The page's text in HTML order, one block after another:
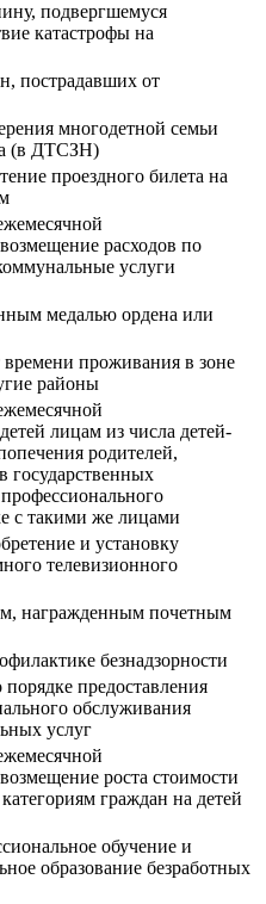
подвергшемуся
катастрофы на
пострадавших от
многодетной семьи
(в ДТСЗН)
проездного билета на
расходов по
услуги
медалью ордена или
проживания в зоне
районы
лицам из числа детей-
родителей,
с такими же лицами
и установку
телевизионного
награжденным почетным
безнадзорности
предоставления
обслуживания
услуг
роста стоимости
граждан на детей
обучение и
образование безработных